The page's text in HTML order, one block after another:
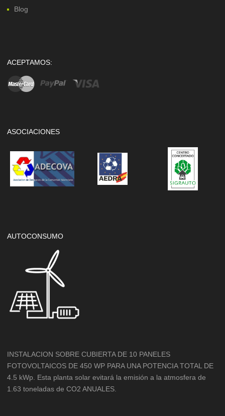
Blog
ACEPTAMOS:
ASOCIACIONES
AUTOCONSUMO
INSTALACION SOBRE CUBIERTA DE 10 PANELES
FOTOVOLTAICOS DE 450 WP PARA UNA POTENCIA TOTAL DE
4.5 kWp. Esta planta solar evitará la emisión a la atmosfera de
1.63 toneladas de CO2 ANUALES.